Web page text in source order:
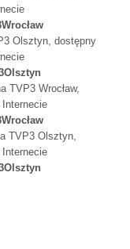
Olsztyn​, dostępny
TVP3 Wrocław,
TVP3 Olsztyn​,